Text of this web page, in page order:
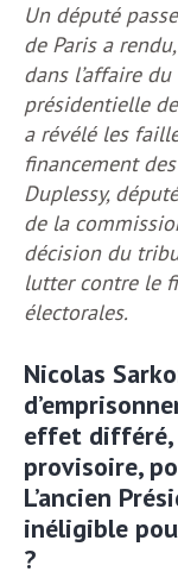
Un député
de Paris a
dans l’affaire
présidentielle
a révélé les
financement
Duplessy,
de la
décision du
lutter contre le
électorales.
Nicolas
effet différé,
provisoire,
L’ancien
inéligible
?